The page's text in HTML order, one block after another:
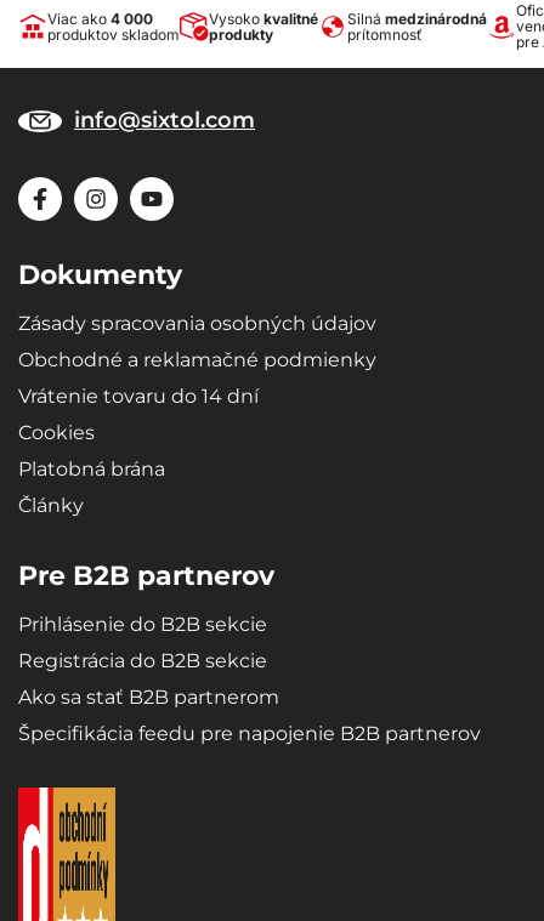
Viac ako 4 000
produktov skladom
Vysoko kvalitné
produkty
Silná medzinárodná
prítomnosť
pre
info@sixtol.com
Dokumenty
Zásady spracovania osobných údajov
Obchodné a reklamačné podmienky
Vrátenie tovaru do 14 dní
Cookies
Platobná brána
Články
Pre B2B partnerov
Prihlásenie do B2B sekcie
Registrácia do B2B sekcie
Ako sa stať B2B partnerom
Špecifikácia feedu pre napojenie B2B partnerov